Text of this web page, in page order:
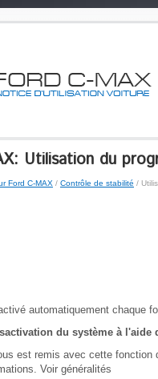
Utilisation du
Ford C-MAX / Contrôle de stabilité /
automatiquement chaque
du système à
est remis avec cette
Voir généralités